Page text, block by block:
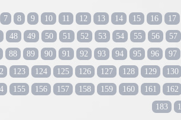
7 8 9 10 11 12 13 14 15 16
17
48 49 50 51 52 53 54 55 56
57
88 89 90 91 92 93 94 95 96
97
123 124 125 126 127 128 129
130
155 156 157 158 159 160 161
162
183